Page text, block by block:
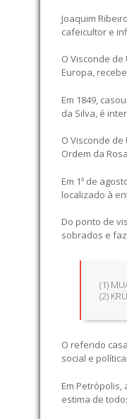
Joaquim
cafeicultor e
O Visconde
Europa,
Em 1849,
da Silva, é
O Visconde
Ordem da
Em 1º de
localizado à
Do ponto de
sobrados e
(1)
(2)
O referido
social e
Em
estima de